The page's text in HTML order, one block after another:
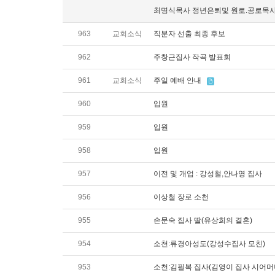
최명식목사 정년은퇴및 원로.공로목
963 교회소식 직분자 선출 최종 후보
962 주창근집사 작곡 발표회
961 교회소식 주일 예배 안내
960 입원
959 입원
958 입원
957 이전 및 개업 : 강성철,안나영 집사
956 이상철 장로 소천
955 손문숙 집사 딸(유상희의 결혼)
954 소천:류경아성도(강성수집사 모친)
953 소천:김필복 집사(김영이 집사 시어